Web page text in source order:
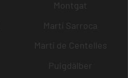
Montgat
Martí Sarroca
Martí de Centelles
Puigdàlber